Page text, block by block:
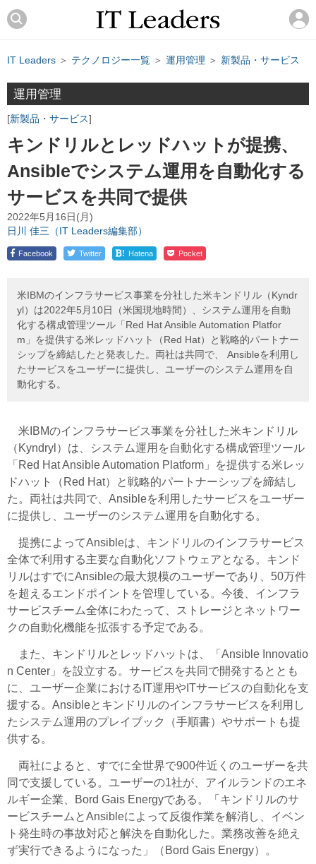
IT Leaders ＞ テクノロジー一覧 ＞ 運用管理 ＞ 新製品・サービス
運用管理
新製品・サービス
キンドリルとレッドハットが提携、
Ansibleでシステム運用を自動化する
サービスを共同で提供
2022年5月16日(月)
日川 佳三（IT Leaders編集部）
Facebook Twitter ! Hatena Pocket
米IBMのインフラサービス事業を分社した米キンドリル（Kyndr
yl）は2022年5月10日（米国現地時間）、システム運用を自動
化する構成管理ツール「Red Hat Ansible Automation Platfor
m」を提供する米レッドハット（Red Hat）と戦略的パートナー
シップを締結したと発表した。両社は共同で、 Ansibleを利用し
たサービスをユーザーに提供し、ユーザーのシステム運用を自
動化する。
米IBMのインフラサービス事業を分社した米キンドリル
（Kyndryl）は、システム運用を自動化する構成管理ツール
「Red Hat Ansible Automation Platform」を提供する米レッ
ドハット（Red Hat）と戦略的パートナーシップを締結し
た。両社は共同で、Ansibleを利用したサービスをユーザー
に提供し、ユーザーのシステム運用を自動化する。
提携によってAnsibleは、キンドリルのインフラサービス
全体で利用する主要な自動化ソフトウェアとなる。キンド
リルはすでにAnsibleの最大規模のユーザーであり、50万件
を超えるエンドポイントを管理している。今後、インフラ
サービスチーム全体にわたって、ストレージとネットワー
クの自動化機能を拡張する予定である。
また、キンドリルとレッドハットは、「Ansible Innovatio
n Center」を設立する。サービスを共同で開発するととも
に、ユーザー企業におけるIT運用やITサービスの自動化を支
援する。Ansibleとキンドリルのインフラサービスを利用し
たシステム運用のプレイブック（手順書）やサポートも提
供する。
両社によると、すでに全世界で900件近くのユーザーを共
同で支援している。ユーザーの1社が、アイルランドのエネ
ルギー企業、Bord Gais Energyである。「キンドリルのサ
ービスチームとAnsibleによって反復作業を解消し、イベン
ト発生時の事故対応と解決を自動化した。業務改善を絶え
ず実行できるようになった」（Bord Gais Energy）。